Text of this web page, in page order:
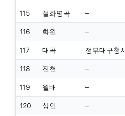
115 설화명곡 –
116 화원 –
117 대곡 정부대구청
118 진천 –
119 월배 –
120 상인 –